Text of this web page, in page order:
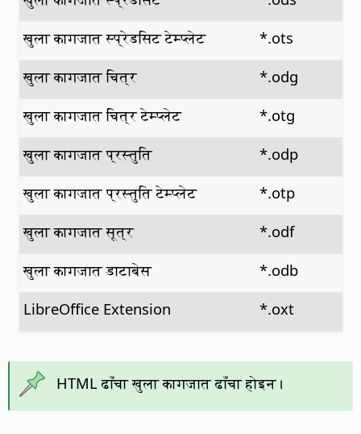
खुला कागजात स्प्रेडसिट टेम्प्लेट
*.ots
खुला कागजात चित्र
*.odg
खुला कागजात चित्र टेम्प्लेट
*.otg
खुला कागजात प्रस्तुति
*.odp
खुला कागजात प्रस्तुति टेम्प्लेट
*.otp
खुला कागजात सूत्र
*.odf
खुला कागजात डाटाबेस
*.odb
LibreOffice Extension
*.oxt
HTML ढाँचा खुला कागजात ढाँचा होइन।